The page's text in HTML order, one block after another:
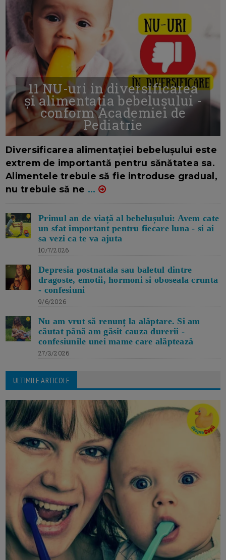
11 NU-uri in diversificarea
și alimentația bebelușului -
conform Academiei de
Pediatrie
Diversificarea alimentației bebelușului este
extrem de importantă pentru sănătatea sa.
Alimentele trebuie să fie introduse gradual,
nu trebuie să ne ...
Primul an de viață al bebelușului: Avem cate
un sfat important pentru fiecare luna - si ai
sa vezi ca te va ajuta
10/7/2026
Depresia postnatala sau baletul dintre
dragoste, emotii, hormoni si oboseala crunta
- confesiuni
9/6/2026
Nu am vrut să renunț la alăptare. Si am
căutat până am găsit cauza durerii -
confesiunile unei mame care alăptează
27/3/2026
ULTIMILE ARTICOLE